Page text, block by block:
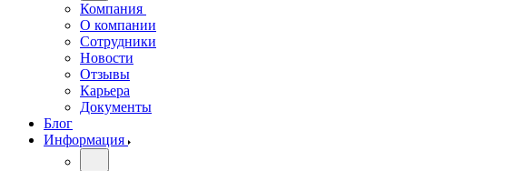
Компания
О компании
Сотрудники
Новости
Отзывы
Карьера
Документы
Блог
Информация